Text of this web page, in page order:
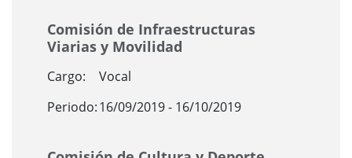
Comisión de Infraestructuras
Viarias y Movilidad
Cargo:
Vocal
Periodo:16/09/2019 - 16/10/2019